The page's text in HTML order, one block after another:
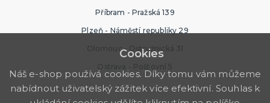
Příbram - Pražská 139
Plzeň - Náměstí republiky 29
Olomouc - Ostružnická 31
Ostrava - Poštovní 5
Cookies
Náš e-shop používá cookies. Díky tomu vám můžeme
nabídnout uživatelský zážitek více efektivní. Souhlas k